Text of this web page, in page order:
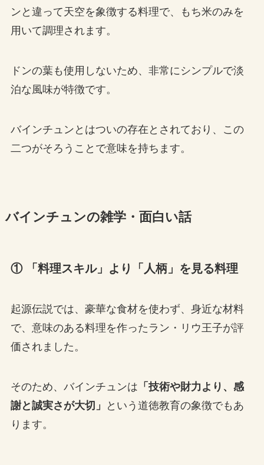
ンと違って天空を象徴する料理で、もち米のみを
用いて調理されます。
ドンの葉も使用しないため、非常にシンプルで淡
泊な風味が特徴です。
バインチュンとはついの存在とされており、この
二つがそろうことで意味を持ちます。
バインチュンの雑学・面白い話
① 「料理スキル」より「人柄」を見る料理
起源伝説では、豪華な食材を使わず、身近な材料
で、意味のある料理を作ったラン・リウ王子が評
価されました。
そのため、バインチュンは 「技術や財力より、感
謝と誠実さが大切」
という道徳教育の象徴でもあ
ります。